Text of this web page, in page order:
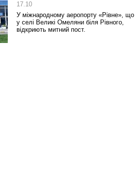
17.10
У міжнародному аеропорту «Рівне», що
у селі Великі Омеляни біля Рівного,
відкриють митний пост.